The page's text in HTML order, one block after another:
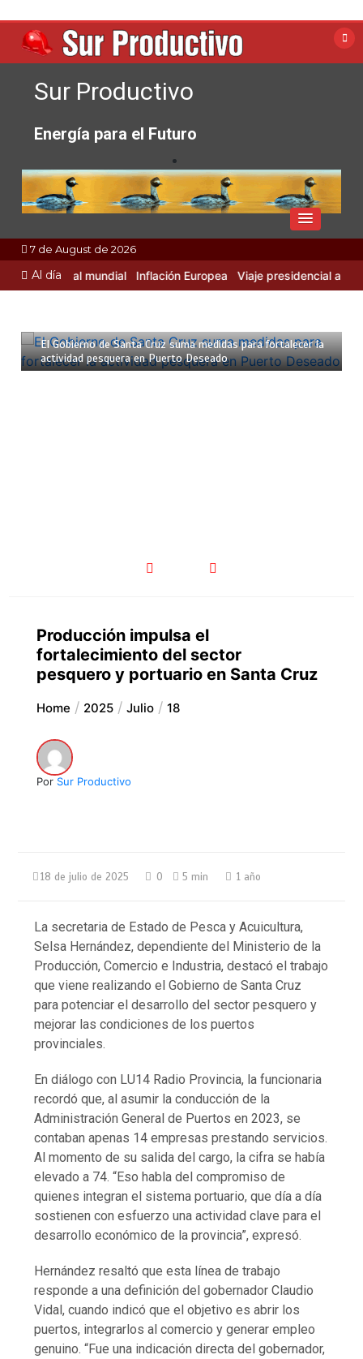
content
Sur Productivo
Energía para el Futuro
7 de August de 2026
Al día
Industrial mundial Inflación Europea Viaje presidencial a Rusia
El Gobierno de Santa Cruz suma medidas para fortalecer la
actividad pesquera en Puerto Deseado
Producción impulsa el
fortalecimiento del sector
pesquero y portuario en Santa Cruz
Home 2025 Julio 18
Por Sur Productivo
18 de julio de 2025 0 5 min 1 año
La secretaria de Estado de Pesca y Acuicultura,
Selsa Hernández, dependiente del Ministerio de la
Producción, Comercio e Industria, destacó el trabajo
que viene realizando el Gobierno de Santa Cruz
para potenciar el desarrollo del sector pesquero y
mejorar las condiciones de los puertos
provinciales.
En diálogo con LU14 Radio Provincia, la funcionaria
recordó que, al asumir la conducción de la
Administración General de Puertos en 2023, se
contaban apenas 14 empresas prestando servicios.
Al momento de su salida del cargo, la cifra se había
elevado a 74. “Eso habla del compromiso de
quienes integran el sistema portuario, que día a día
sostienen con esfuerzo una actividad clave para el
desarrollo económico de la provincia”, expresó.
Hernández resaltó que esta línea de trabajo
responde a una definición del gobernador Claudio
Vidal, cuando indicó que el objetivo es abrir los
puertos, integrarlos al comercio y generar empleo
genuino. “Fue una indicación directa del gobernador,